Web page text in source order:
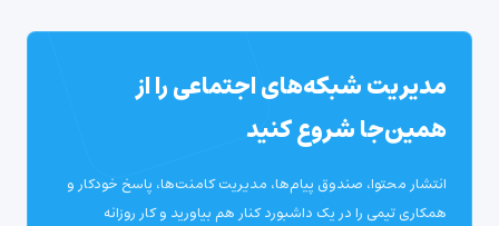
مدیریت شبکه‌های اجتماعی را از
همین‌جا شروع کنید
انتشار محتوا، صندوق پیام‌ها، مدیریت کامنت‌ها، پاسخ خودکار و
همکاری تیمی را در یک داشبورد کنار هم بیاورید و کار روزانه